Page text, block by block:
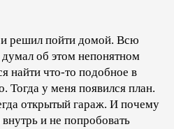
и решил пойти домой. Всю
об этом непонятном
найти что-то подобное в
Тогда у меня появился план.
открытый гараж. И почему
и не попробовать